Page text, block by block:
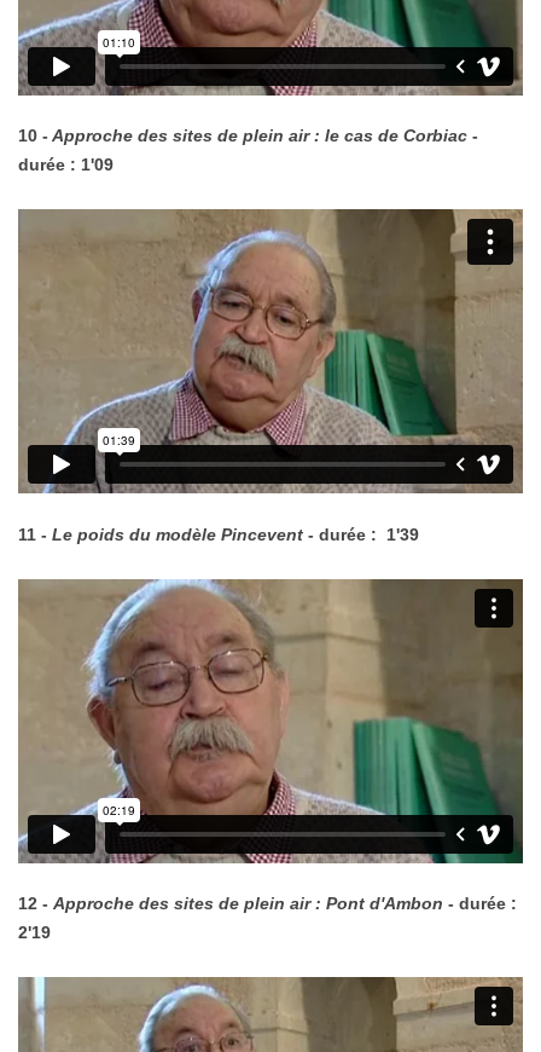
10 - Approche des sites de plein air : le cas de Corbiac -
durée : 1'09
11 - Le poids du modèle Pincevent - durée : 1'39
12 - Approche des sites de plein air : Pont d'Ambon - durée :
2'19